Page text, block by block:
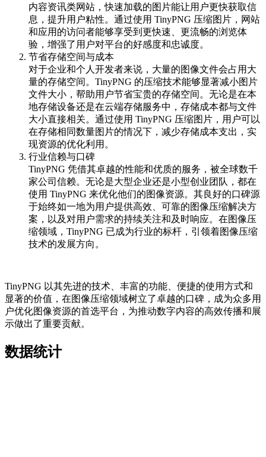
内容资讯类网站，快速加载的图片能让用户更快获取信
息，提升用户粘性。通过使用 TinyPNG 压缩图片，网站
和应用的访问者能够享受到更快速、更流畅的浏览体
验，增强了用户对平台的好感度和忠诚度。
节省存储空间与成本
对于企业和个人开发者来说，大量的图像文件会占用大
量的存储空间。TinyPNG 的压缩技术能够显著减小图片
文件大小，帮助用户节省宝贵的存储空间。无论是在本
地存储设备还是在云端存储服务中，存储成本都与文件
大小直接相关。通过使用 TinyPNG 压缩图片，用户可以
在存储相同数量图片的情况下，减少存储成本支出，实
现资源的优化利用。
行业信赖与口碑
TinyPNG 凭借其卓越的性能和优质的服务，被全球数千
家公司信赖。无论是大型企业还是小型创业团队，都在
使用 TinyPNG 来优化他们的图像资源。其良好的口碑源
于始终如一地为用户提供高效、可靠的图像压缩解决方
案，以及对用户需求的持续关注和及时响应。在图像压
缩领域，TinyPNG 已成为行业的标杆，引领着图像压缩
技术的发展方向。
TinyPNG 以其先进的技术、丰富的功能、便捷的使用方式和
显著的价值，在图像压缩领域树立了卓越的口碑，成为众多用
户优化图像资源的首选平台，为推动数字内容的高效传播和展
示做出了重要贡献。
数据统计